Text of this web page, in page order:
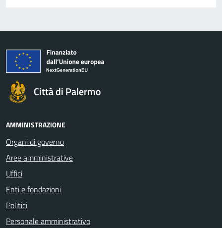
Città di Palermo
AMMINISTRAZIONE
Organi di governo
Aree amministrative
Uffici
Enti e fondazioni
Politici
Personale amministrativo